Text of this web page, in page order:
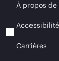
À propos de
Accessibilité
Carrières